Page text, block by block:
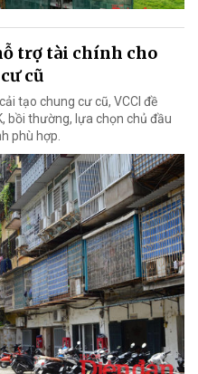
trợ tài chính cho
cũ
tạo chung cư cũ, VCCI đề
bồi thường, lựa chọn chủ đầu
phù hợp.